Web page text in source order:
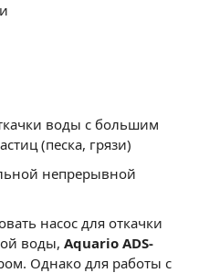
воды с большим
(песка, грязи)
непрерывной
насос для откачки
воды, Aquario ADS-
Однако для работы с